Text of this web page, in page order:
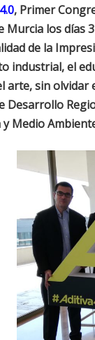
, Primer
Murcia los días
de la
industrial, el
arte, sin
Desarrollo
Medio